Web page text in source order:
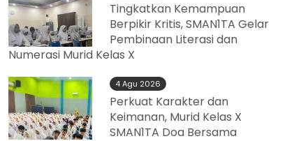
Tingkatkan Kemampuan
Berpikir Kritis, SMAN1TA Gelar
Pembinaan Literasi dan
Numerasi Murid Kelas X
4 Agu 2026
Perkuat Karakter dan
Keimanan, Murid Kelas X
SMAN1TA Doa Bersama